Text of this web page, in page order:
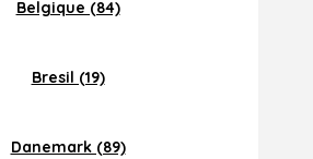
Belgique (84)
Bresil (19)
Danemark (89)